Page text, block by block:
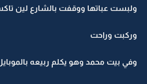
ولبست عباتها ووقفت بالشارع لين
وركبت وراحت
وفي بيت محمد وهو يكلم ربيعه